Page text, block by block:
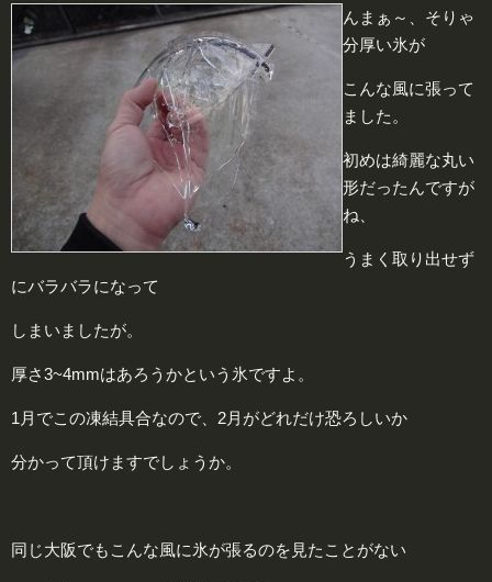
んまぁ～、そりゃ
分厚い氷が
こんな風に張って
ました。
初めは綺麗な丸い
形だったんですが
ね、
うまく取り出せず
にバラバラになって
しまいましたが。
厚さ3~4mmはあろうかという氷ですよ。
1月でこの凍結具合なので、2月がどれだけ恐ろしいか
分かって頂けますでしょうか。
同じ大阪でもこんな風に氷が張るのを見たことがない